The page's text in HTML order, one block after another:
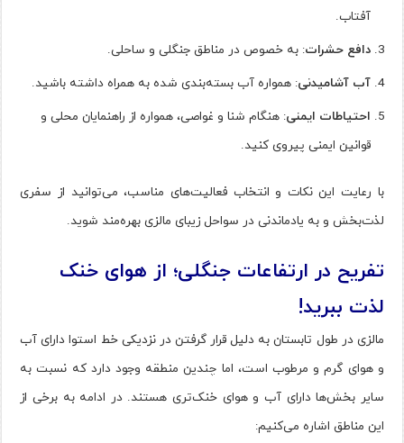
آفتاب.
دافع حشرات: به خصوص در مناطق جنگلی و ساحلی.
آب آشامیدنی: همواره آب بسته‌بندی شده به همراه داشته باشید.
احتیاطات ایمنی: هنگام شنا و غواصی، همواره از راهنمایان محلی و
قوانین ایمنی پیروی کنید.
با رعایت این نکات و انتخاب فعالیت‌های مناسب، می‌توانید از سفری
لذت‌بخش و به یادماندنی در سواحل زیبای مالزی بهره‌مند شوید.
تفریح در ارتفاعات جنگلی؛ از هوای خنک
لذت ببرید!
مالزی در طول تابستان به دلیل قرار گرفتن در نزدیکی خط استوا دارای آب
و هوای گرم و مرطوب است، اما چندین منطقه وجود دارد که نسبت به
سایر بخش‌ها دارای آب و هوای خنک‌تری هستند. در ادامه به برخی از
این مناطق اشاره می‌کنیم: